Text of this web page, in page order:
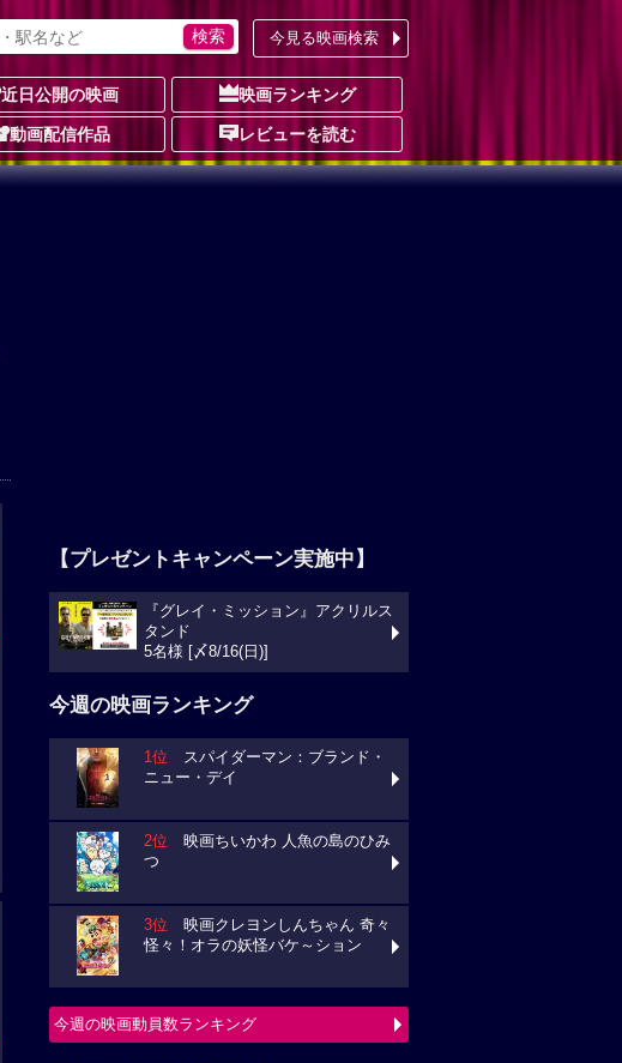
今見る映画検索
近日公開の映画 映画ランキング
動画配信作品 レビューを読む
【プレゼントキャンペーン実施中】
『グレイ・ミッション』アクリルス
タンド
5名様 [〆8/16(日)]
今週の映画ランキング
1位 スパイダーマン：ブランド・
ニュー・デイ
2位 映画ちいかわ 人魚の島のひみ
つ
3位 映画クレヨンしんちゃん 奇々
怪々！オラの妖怪バケ～ション
今週の映画動員数ランキング